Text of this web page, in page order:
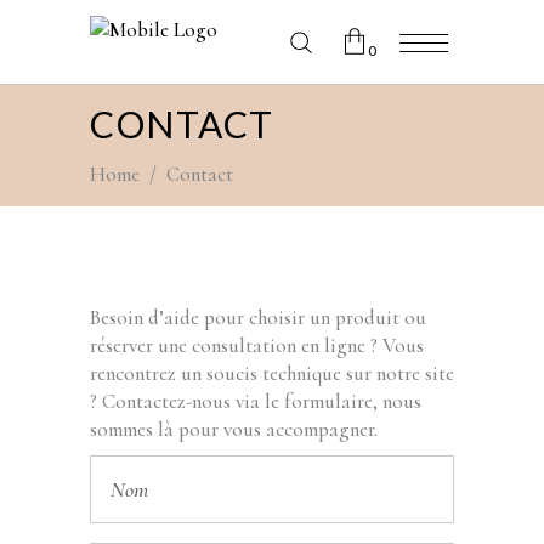
0
No products in the cart.
CONTACT
Home / Contact
Besoin d’aide pour choisir un produit ou
réserver une consultation en ligne ? Vous
rencontrez un soucis technique sur notre site
? Contactez-nous via le formulaire, nous
sommes là pour vous accompagner.